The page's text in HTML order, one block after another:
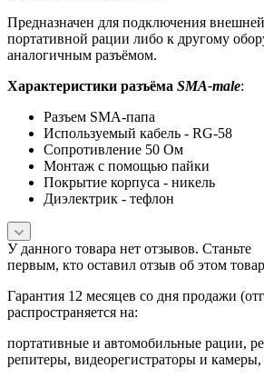
Предназначен для подключения
портативной рации либо к другому
аналогичным разъёмом.
Характеристики разъёма SMA-male:
Разъем SMA-папа
Используемый кабель - RG-58
Сопротивление 50 Ом
Монтаж с помощью пайки
Покрытие корпуса - никель
Диэлектрик - тефлон
У данного товара нет отзывов. Станьте
первым, кто оставил отзыв об этом
Гарантия 12 месяцев со дня продажи
распространяется на:
портативные и автомобильные рации,
репитеры, видеорегистраторы и